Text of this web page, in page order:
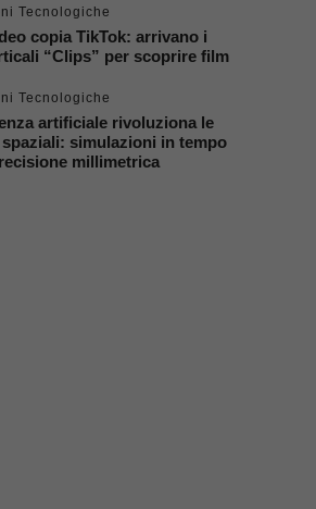
Tecnologiche
copia TikTok: arrivano i
“Clips” per scoprire film
Tecnologiche
artificiale rivoluziona le
simulazioni in tempo
millimetrica